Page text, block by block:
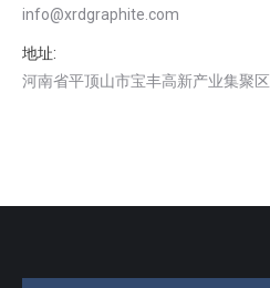
info@xrdgraphite.com
地址:
河南省平顶山市宝丰高新产业集聚区